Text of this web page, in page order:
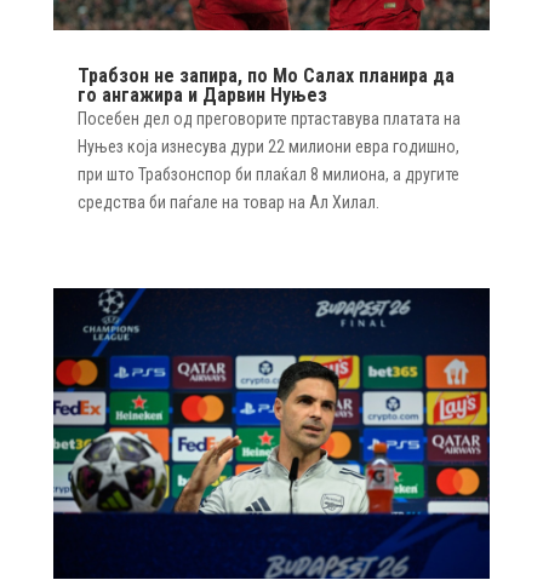
Трабзон не запира, по Мо Салах планира да
го ангажира и Дарвин Нуњез
Посебен дел од преговорите пртаставува платата на
Нуњез која изнесува дури 22 милиони евра годишно,
при што Трабзонспор би плаќал 8 милиона, а другите
средства би паѓале на товар на Ал Хилал.